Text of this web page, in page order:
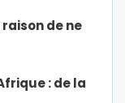
de ne
: de la